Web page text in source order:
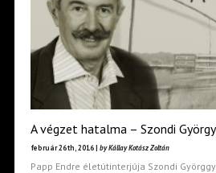
A végzet hatalma – Szondi György
február 26th, 2016 | by Kállay Kotász Zoltán
Papp Endre életútinterjúja Szondi